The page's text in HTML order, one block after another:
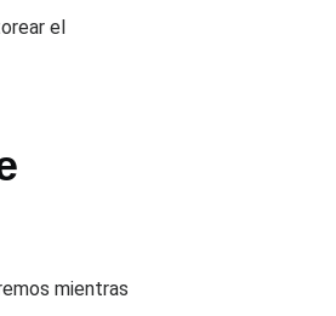
el
mientras